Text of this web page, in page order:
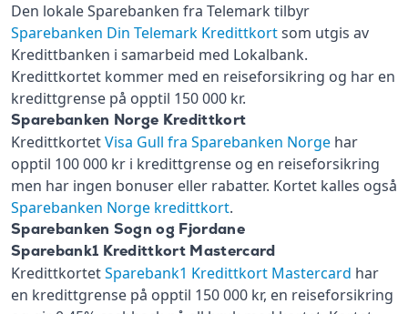
Den lokale Sparebanken fra Telemark tilbyr
Sparebanken Din Telemark Kredittkortsom utgis av
Kredittbanken i samarbeid med Lokalbank.
Kredittkortet kommer med en reiseforsikring og har en
kredittgrense på opptil 150 000 kr.
Sparebanken Norge Kredittkort
KredittkortetVisa Gull fra Sparebanken Norge har
opptil 100 000 kr i kredittgrense og en reiseforsikring
men har ingen bonuser eller rabatter. Kortet kalles også
Sparebanken Norge kredittkort.
Sparebanken Sogn og Fjordane
Sparebank1 Kredittkort Mastercard
KredittkortetSparebank1 Kredittkort Mastercard har
en kredittgrense på opptil 150 000 kr, en reiseforsikring